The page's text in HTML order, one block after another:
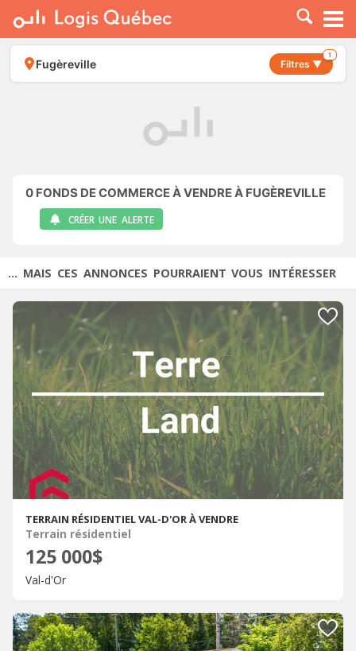
À LOUER
À VENDRE
PLACER UNE ANNONCE
Fugèreville Filtres ▼
1
0 FONDS DE COMMERCE À VENDRE À FUGÈREVILLE
CRÉER UNE ALERTE
... MAIS CES ANNONCES POURRAIENT VOUS INTÉRESSER
TERRAIN RÉSIDENTIEL VAL-D'OR À VENDRE
Terrain résidentiel
125 000$
Val-d'Or